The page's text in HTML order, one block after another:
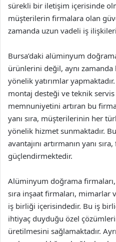
sürekli bir iletişim içerisinde
müşterilerin firmalara olan
zamanda uzun vadeli iş
Bursa’daki alüminyum
ürünlerini değil, aynı
yönelik yatırımlar
montaj desteği ve teknik
memnuniyetini artıran bu
yanı sıra, müşterilerinin her
yönelik hizmet sunmaktadır.
avantajını artırmanın yanı
güçlendirmektedir.
Alüminyum doğrama
sıra inşaat firmaları, mimarlar
iş birliği içerisindedir. Bu iş
ihtiyaç duyduğu özel
üretilmesini sağlamaktadır.